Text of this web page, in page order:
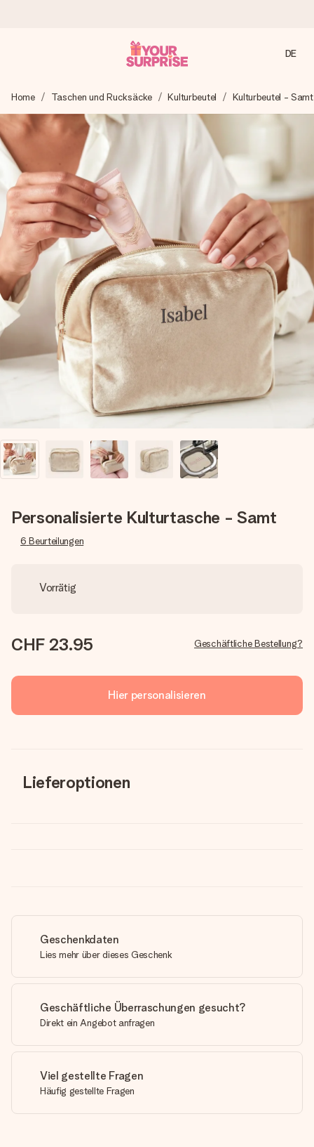
Wir bereiten dein Geschenk sorgfältig vor und schicken es
blitzschnell – damit du es genau zum richtigen Zeitpunkt
überreichen kannst, wenn es am meisten zählt.
4,7 (basierend auf +15.000 Bewertungen)
Unsere Geschenke begeistern. Kunden bewerten uns mit
4,7 bei Google Reviews (Gesamtergebnis aller Länder, in
die wir versenden).
Mit Liebe gemacht, im Handumdrehen
Erstelle etwas Einzigartiges in wenigen Schritten – mit
ihrem Namen, deinem Foto oder einer Nachricht von
Herzen. Kein Stress, nur pure Liebe für den perfekten
Moment.
DE
Home Taschen und Rucksäcke Kulturbeutel Kulturbeutel - Samt
Personalisierte Kulturtasche - Samt
6 Beurteilungen
Vorrätig
CHF 23.95 Geschäftliche Bestellung?
Hier personalisieren
Lieferoptionen
Geschenkdaten
Lies mehr über dieses Geschenk
Geschäftliche Überraschungen gesucht?
Direkt ein Angebot anfragen
Viel gestellte Fragen
Häufig gestellte Fragen